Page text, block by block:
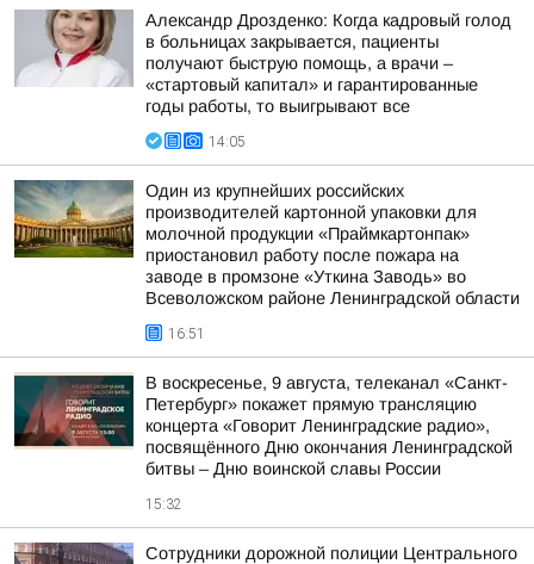
Александр Дрозденко: Когда кадровый голод
в больницах закрывается, пациенты
получают быструю помощь, а врачи –
«стартовый капитал» и гарантированные
годы работы, то выигрывают все
14:05
Один из крупнейших российских
производителей картонной упаковки для
молочной продукции «Праймкартонпак»
приостановил работу после пожара на
заводе в промзоне «Уткина Заводь» во
Всеволожском районе Ленинградской области
16:51
В воскресенье, 9 августа, телеканал «Санкт-
Петербург» покажет прямую трансляцию
концерта «Говорит Ленинградские радио»,
посвящённого Дню окончания Ленинградской
битвы – Дню воинской славы России
15:32
Сотрудники дорожной полиции Центрального